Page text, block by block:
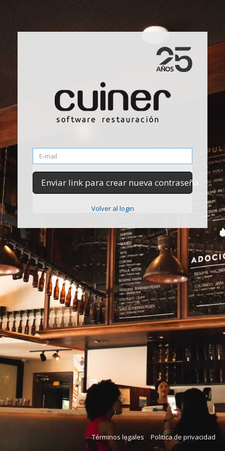
Enviar link para crear nueva contraseña
Volver al login
Términos legales Politica de privacidad